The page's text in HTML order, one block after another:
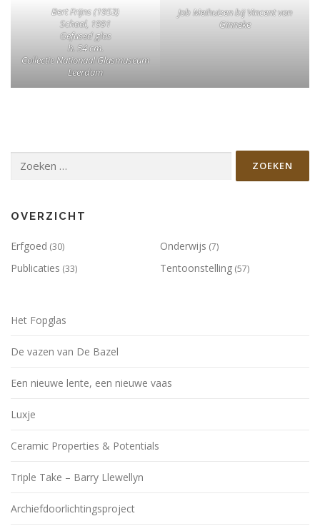
Bert Frijns (1953)
Schaal, 1991
Gefused glas
h. 54 cm.
Collectie Nationaal Glasmuseum
Leerdam
Job Meihuizen bij Vincent van
Ginneke
naar:
OVERZICHT
Erfgoed (30) Onderwijs (7)
Publicaties (33) Tentoonstelling (57)
Het Fopglas
De vazen van De Bazel
Een nieuwe lente, een nieuwe vaas
Luxje
Ceramic Properties & Potentials
Triple Take – Barry Llewellyn
Archiefdoorlichtingsproject